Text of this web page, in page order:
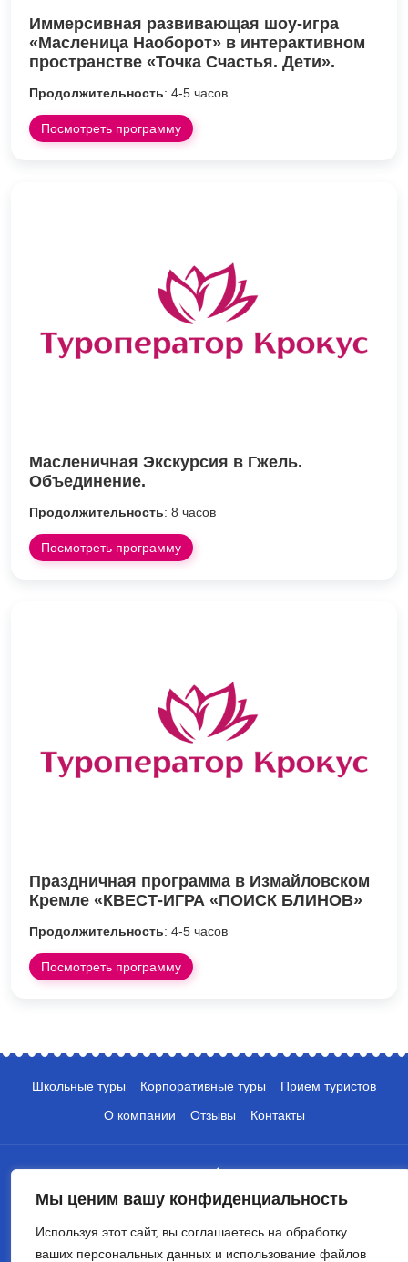
Мы ценим вашу конфиденциальность
Используя этот сайт, вы соглашаетесь на обработку
ваших персональных данных и использование файлов
Иммерсивная развивающая шоу-игра
«Масленица Наоборот» в интерактивном
пространстве «Точка Счастья. Дети».
Продолжительность: 4-5 часов
Посмотреть программу
Масленичная Экскурсия в Гжель.
Объединение.
Продолжительность: 8 часов
Посмотреть программу
Праздничная программа в Измайловском
Кремле «КВЕСТ-ИГРА «ПОИСК БЛИНОВ»
Продолжительность: 4-5 часов
Посмотреть программу
Школьные туры Корпоративные туры
Прием туристов
О компании
Отзывы Контакты